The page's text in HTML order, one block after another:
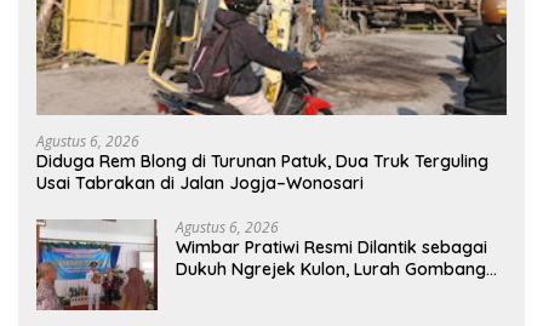
Agustus 6, 2026
Diduga Rem Blong di Turunan Patuk, Dua Truk Terguling
Usai Tabrakan di Jalan Jogja–Wonosari
Agustus 6, 2026
Wimbar Pratiwi Resmi Dilantik sebagai
Dukuh Ngrejek Kulon, Lurah Gombang